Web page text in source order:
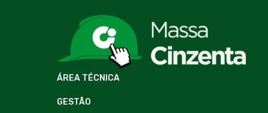
ÁREA TÉCNICA
GESTÃO